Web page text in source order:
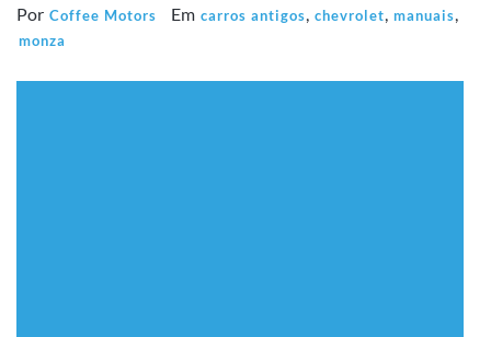
Por Coffee Motors Em carros antigos, chevrolet, manuais,
monza